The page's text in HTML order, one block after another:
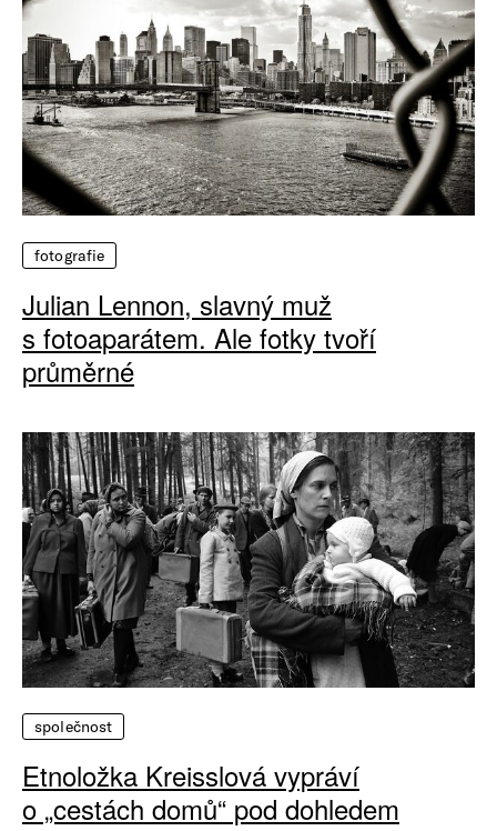
fotografie
Julian Lennon, slavný muž
s fotoaparátem. Ale fotky tvoří
průměrné
společnost
Etnoložka Kreisslová vypráví
o „cestách domů“ pod dohledem